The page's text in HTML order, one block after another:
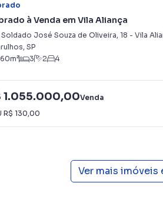
à Venda em Vila Aliança
Soldado José Souza de Oliveira, 18 - Vila
, SP
m² 3 2 4
1.055.000,00Venda
R$ 130,00
Ver mais imóveis